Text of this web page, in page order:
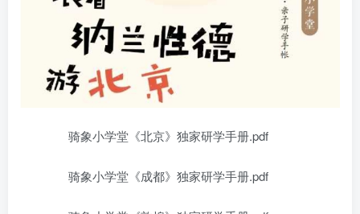
骑象小学堂《北京》独家研学手册.pdf
骑象小学堂《成都》独家研学手册.pdf